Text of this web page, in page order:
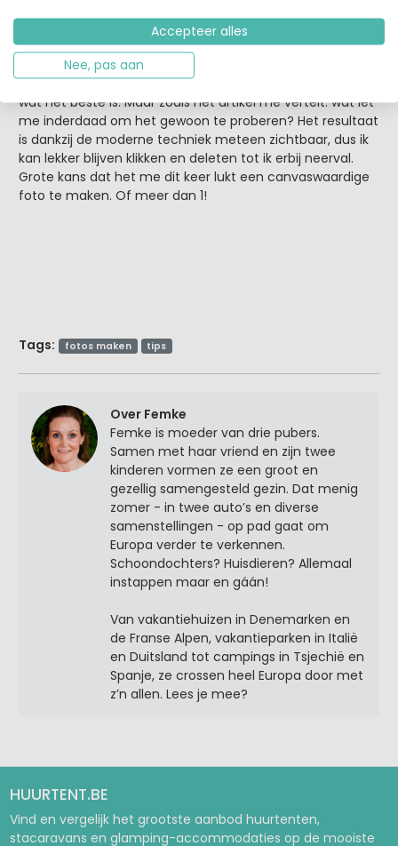
en vrolijkheid gebruiken, nu ik er zo over nadenk.
Schiet maar raak voor een knaak
Geposeerd of juist spontaan. Licht of donker. Ik weet nooit
wat het beste is. Maar zoals het artikel me vertelt: wat let
me inderdaad om het gewoon te proberen? Het resultaat
is dankzij de moderne techniek meteen zichtbaar, dus ik
kan lekker blijven klikken en deleten tot ik erbij neerval.
Grote kans dat het me dit keer lukt een canvaswaardige
foto te maken. Of meer dan 1!
Tags: fotos maken tips
Over Femke
Femke is moeder van drie pubers.
Samen met haar vriend en zijn twee
kinderen vormen ze een groot en
gezellig samengesteld gezin. Dat menig
zomer - in twee auto’s en diverse
samenstellingen - op pad gaat om
Europa verder te verkennen.
Schoondochters? Huisdieren? Allemaal
instappen maar en gáán!
Van vakantiehuizen in Denemarken en
de Franse Alpen, vakantieparken in Italië
en Duitsland tot campings in Tsjechië en
Spanje, ze crossen heel Europa door met
z’n allen. Lees je mee?
HUURTENT.BE
Vind en vergelijk het grootste aanbod huurtenten,
stacaravans en glamping-accommodaties op de mooiste
Accepteer alles
Nee, pas aan